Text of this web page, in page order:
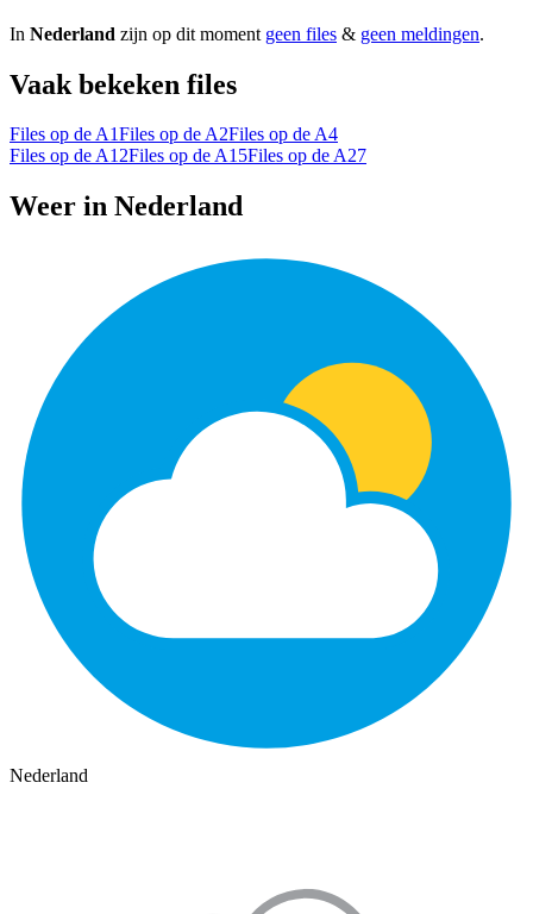
In Nederland zijn op dit moment geen files & geen meldingen.
Vaak bekeken files
Files op de A1Files op de A2Files op de A4
Files op de A12Files op de A15Files op de A27
Weer in Nederland
Nederland